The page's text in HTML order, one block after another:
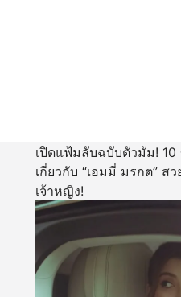
เปิดแฟ้มลับฉบับตัวมัม!
เกี่ยวกับ “เอมมี่ มรกต” ส
เจ้าหญิง!